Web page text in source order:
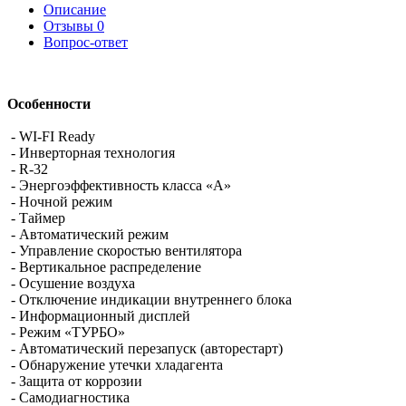
Описание
Отзывы 0
Вопрос-ответ
Особенности
- WI-FI Ready
- Инверторная технология
- R-32
- Энергоэффективность класса «A»
- Ночной режим
- Таймер
- Автоматический режим
- Управление скоростью вентилятора
- Вертикальное распределение
- Осушение воздуха
- Отключение индикации внутреннего блока
- Информационный дисплей
- Режим «ТУРБО»
- Автоматический перезапуск (авторестарт)
- Обнаружение утечки хладагента
- Защита от коррозии
- Самодиагностика